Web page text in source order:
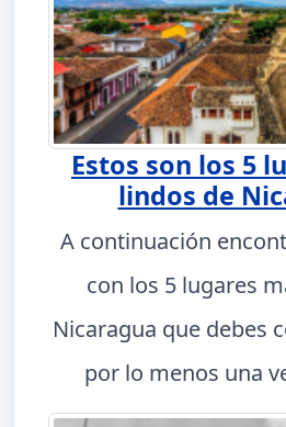
Estos son los 5
lindos de
A continuación
con los 5 lugares
Nicaragua que debes
por lo menos una